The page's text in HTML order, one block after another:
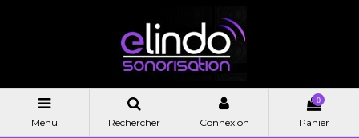
Menu Rechercher Connexion
0
Panier